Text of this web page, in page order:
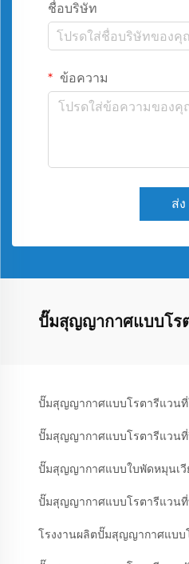
ชื่อบริษัท
ข้อความ
ส่ง
ปั๊มสุญญากาศแบบโร
ปั๊มสุญญากาศแบบโรตารีแวน
ปั๊มสุญญากาศแบบโรตารีแวน
ปั๊มสุญญากาศแบบใบพัดหมุนเ
ปั๊มสุญญากาศแบบโรตารีแวน
โรงงานผลิตปั๊มสุญญากาศแบบ